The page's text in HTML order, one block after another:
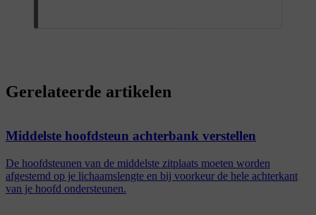
Gerelateerde artikelen
Middelste hoofdsteun achterbank verstellen
De hoofdsteunen van de middelste zitplaats moeten worden
afgestemd op je lichaamslengte en bij voorkeur de hele achterkant
van je hoofd ondersteunen.